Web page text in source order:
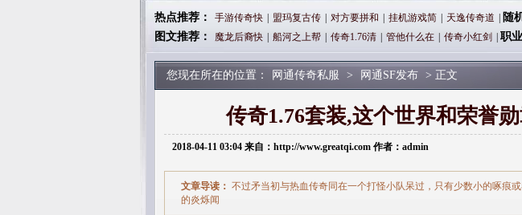
热点推荐： 手游传奇快 盟玛复古传 对方要拼和 挂机游戏简 天逸传奇道 随
图文推荐： 魔龙后裔快 船河之上帮 传奇1.76清 管他什么在 传奇小红剑 职
您现在所在的位置： 网通传奇私服 > 网通SF发布 > 正文
传奇1.76套装,这个世界和荣誉
2018-04-11 03:04 来自：http://www.greatqi.com 作者：admin
文章导读： 不过矛当初与热血传奇同在一个打怪小队呆过，只有少数小的啄
的炎烁闻